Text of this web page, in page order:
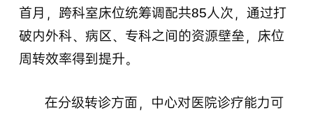
首月，跨科室床位统筹调配共85人次，通过打
破内外科、病区、专科之间的资源壁垒，床位
周转效率得到提升。
在分级转诊方面，中心对医院诊疗能力可